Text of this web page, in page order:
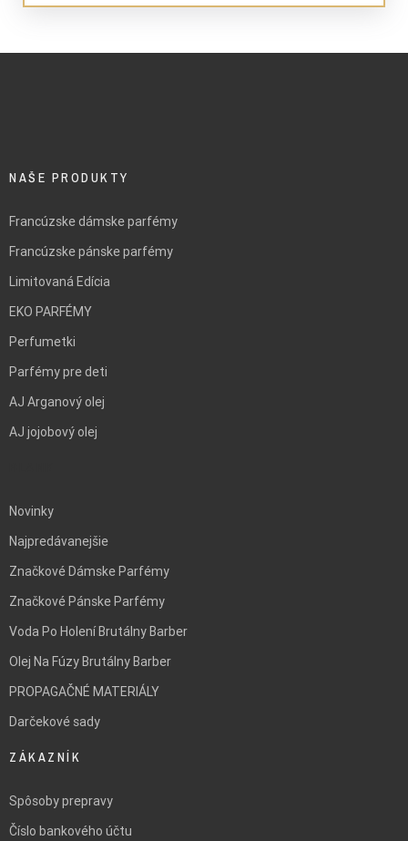
NAŠE PRODUKTY
Francúzske dámske parfémy
Francúzske pánske parfémy
Limitovaná Edícia
EKO PARFÉMY
Perfumetki
Parfémy pre deti
AJ Arganový olej
AJ jojobový olej
Novinky
Najpredávanejšie
Značkové Dámske Parfémy
Značkové Pánske Parfémy
Voda Po Holení Brutálny Barber
Olej Na Fúzy Brutálny Barber
PROPAGAČNÉ MATERIÁLY
Darčekové sady
ZÁKAZNÍK
Spôsoby prepravy
Číslo bankového účtu